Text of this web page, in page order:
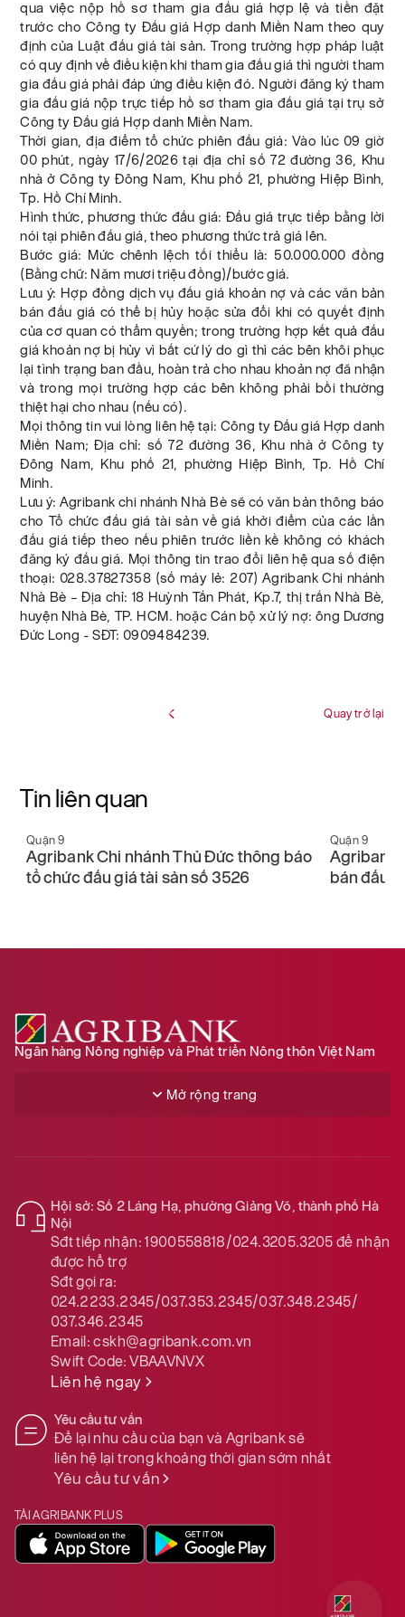
qua việc nộp hồ sơ tham gia đấu giá hợp lệ và tiền đặt
trước cho Công ty Đấu giá Hợp danh Miền Nam theo quy
định của Luật đấu giá tài sản. Trong trường hợp pháp luật
có quy định về điều kiện khi tham gia đấu giá thì người tham
gia đấu giá phải đáp ứng điều kiện đó. Người đăng ký tham
gia đấu giá nộp trực tiếp hồ sơ tham gia đấu giá tại trụ sở
Công ty Đấu giá Hợp danh Miền Nam.
Thời gian, địa điểm tổ chức phiên đấu giá: Vào lúc 09 giờ
00 phút, ngày 17/6/2026 tại địa chỉ số 72 đường 36, Khu
nhà ở Công ty Đông Nam, Khu phố 21, phường Hiệp Bình,
Tp. Hồ Chí Minh.
Hình thức, phương thức đấu giá: Đấu giá trực tiếp bằng lời
nói tại phiên đấu giá, theo phương thức trả giá lên.
Bước giá: Mức chênh lệch tối thiểu là: 50.000.000 đồng
(Bằng chữ: Năm mươi triệu đồng)/bước giá.
Lưu ý: Hợp đồng dịch vụ đấu giá khoản nợ và các văn bản
bán đấu giá có thể bị hủy hoặc sửa đổi khi có quyết định
của cơ quan có thẩm quyền; trong trường hợp kết quả đấu
giá khoản nợ bị hủy vì bất cứ lý do gì thì các bên khôi phục
lại tình trạng ban đầu, hoàn trả cho nhau khoản nợ đã nhận
và trong mọi trường hợp các bên không phải bồi thường
thiệt hại cho nhau (nếu có).
Mọi thông tin vui lòng liên hệ tại: Công ty Đấu giá Hợp danh
Miền Nam; Địa chỉ: số 72 đường 36, Khu nhà ở Công ty
Đông Nam, Khu phố 21, phường Hiệp Bình, Tp. Hồ Chí
Minh.
Lưu ý: Agribank chi nhánh Nhà Bè sẽ có văn bản thông báo
cho Tổ chức đấu giá tài sản về giá khởi điểm của các lần
đấu giá tiếp theo nếu phiên trước liền kề không có khách
đăng ký đấu giá. Mọi thông tin trao đổi liên hệ qua số điện
thoại: 028.37827358 (số máy lẻ: 207) Agribank Chi nhánh
Nhà Bè – Địa chỉ: 18 Huỳnh Tấn Phát, Kp.7, thị trấn Nhà Bè,
huyện Nhà Bè, TP. HCM. hoặc Cán bộ xử lý nợ: ông Dương
Đức Long - SĐT: 0909484239.
Quay trở lại
Tin liên quan
Quận 9
Agribank Chi nhánh Thủ Đức thông báo
tổ chức đấu giá tài sản số 3526
Quận 9
Agribank
bán đấu
Ngân hàng Nông nghiệp và Phát triển Nông thôn Việt Nam
Mở rộng trang
Hội sở: Số 2 Láng Hạ, phường Giảng Võ, thành phố Hà
Nội
Sđt tiếp nhận: 1900558818/024.3205.3205để nhận
được hỗ trợ
Sđt gọi ra:
024.2233.2345/037.353.2345/037.348.2345/
037.346.2345
Email:cskh@agribank.com.vn
Swift Code:VBAAVNVX
Liên hệ ngay
Yêu cầu tư vấn
Để lại nhu cầu của bạn và Agribank sẽ
liên hệ lại trong khoảng thời gian sớm nhất
Yêu cầu tư vấn
TẢI AGRIBANK PLUS